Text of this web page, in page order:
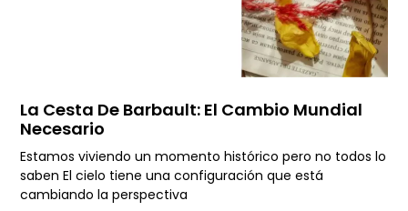
La Cesta De Barbault: El Cambio Mundial
Necesario
Estamos viviendo un momento histórico pero no todos lo
saben El cielo tiene una configuración que está
cambiando la perspectiva